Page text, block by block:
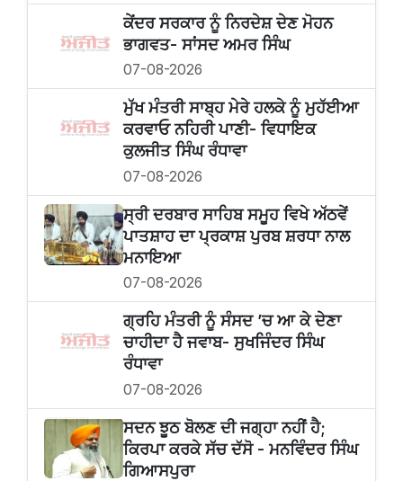
ਕੇਂਦਰ ਸਰਕਾਰ ਨੂੰ ਨਿਰਦੇਸ਼ ਦੇਣ ਮੋਹਨ
ਭਾਗਵਤ- ਸਾਂਸਦ ਅਮਰ ਸਿੰਘ
07-08-2026
ਮੁੱਖ ਮੰਤਰੀ ਸਾਬ੍ਹ ਮੇਰੇ ਹਲਕੇ ਨੂੰ ਮੁਹੱਈਆ
ਕਰਵਾਓ ਨਹਿਰੀ ਪਾਣੀ- ਵਿਧਾਇਕ
ਕੁਲਜੀਤ ਸਿੰਘ ਰੰਧਾਵਾ
07-08-2026
ਸ੍ਰੀ ਦਰਬਾਰ ਸਾਹਿਬ ਸਮੂਹ ਵਿਖੇ ਅੱਠਵੇਂ
ਪਾਤਸ਼ਾਹ ਦਾ ਪ੍ਰਕਾਸ਼ ਪੁਰਬ ਸ਼ਰਧਾ ਨਾਲ
ਮਨਾਇਆ
07-08-2026
ਗ੍ਰਹਿ ਮੰਤਰੀ ਨੂੰ ਸੰਸਦ ’ਚ ਆ ਕੇ ਦੇਣਾ
ਚਾਹੀਦਾ ਹੈ ਜਵਾਬ- ਸੁਖਜਿੰਦਰ ਸਿੰਘ
ਰੰਧਾਵਾ
07-08-2026
ਸਦਨ ਝੂਠ ਬੋਲਣ ਦੀ ਜਗ੍ਹਾ ਨਹੀਂ ਹੈ;
ਕਿਰਪਾ ਕਰਕੇ ਸੱਚ ਦੱਸੋ - ਮਨਵਿੰਦਰ ਸਿੰਘ
ਗਿਆਸਪੁਰਾ